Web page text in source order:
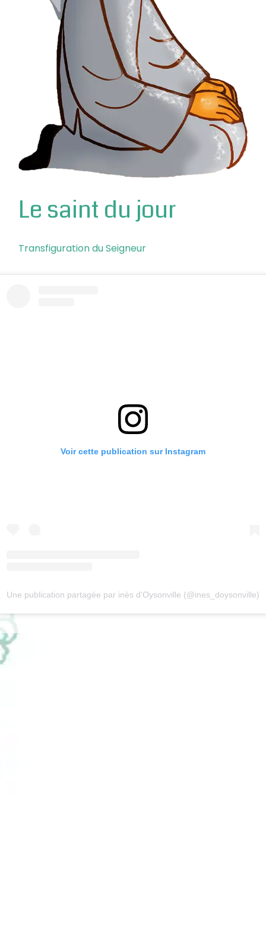
Le saint du jour
Transfiguration du Seigneur
Voir cette publication sur Instagram
Une publication partagée par inès d'Oysonville (@ines_doysonville)